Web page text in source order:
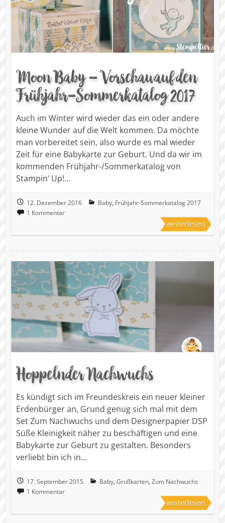
Moon Baby – Vorschau auf den
Frühjahr-Sommerkatalog 2017
Auch im Winter wird wieder das ein oder andere
kleine Wunder auf die Welt kommen. Da möchte
man vorbereitet sein, also wurde es mal wieder
Zeit für eine Babykarte zur Geburt. Und da wir im
kommenden Frühjahr-/Sommerkatalog von
Stampin‘ Up!…
12. Dezember 2016 Baby, Frühjahr-Sommerkatalog 2017
1 Kommentar
weiterlesen
Hoppelnder Nachwuchs
Es kündigt sich im Freundeskreis ein neuer kleiner
Erdenbürger an, Grund genug sich mal mit dem
Set Zum Nachwuchs und dem Designerpapier DSP
Süße Kleinigkeit näher zu beschäftigen und eine
Babykarte zur Geburt zu gestalten. Besonders
verliebt bin ich in…
17. September 2015 Baby, Grußkarten, Zum Nachwuchs
1 Kommentar
weiterlesen